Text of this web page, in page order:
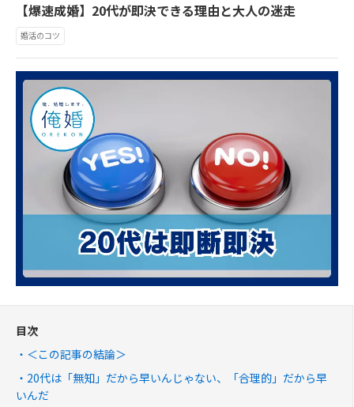
【爆速成婚】20代が即決できる理由と大人の迷走
婚活のコツ
目次
＜この記事の結論＞
20代は「無知」だから早いんじゃない、「合理的」だから早
いんだ